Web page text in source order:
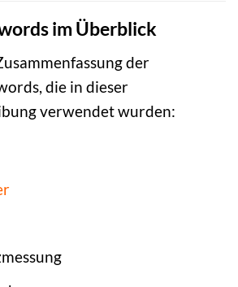
im Überblick
der
die in dieser
verwendet wurden: